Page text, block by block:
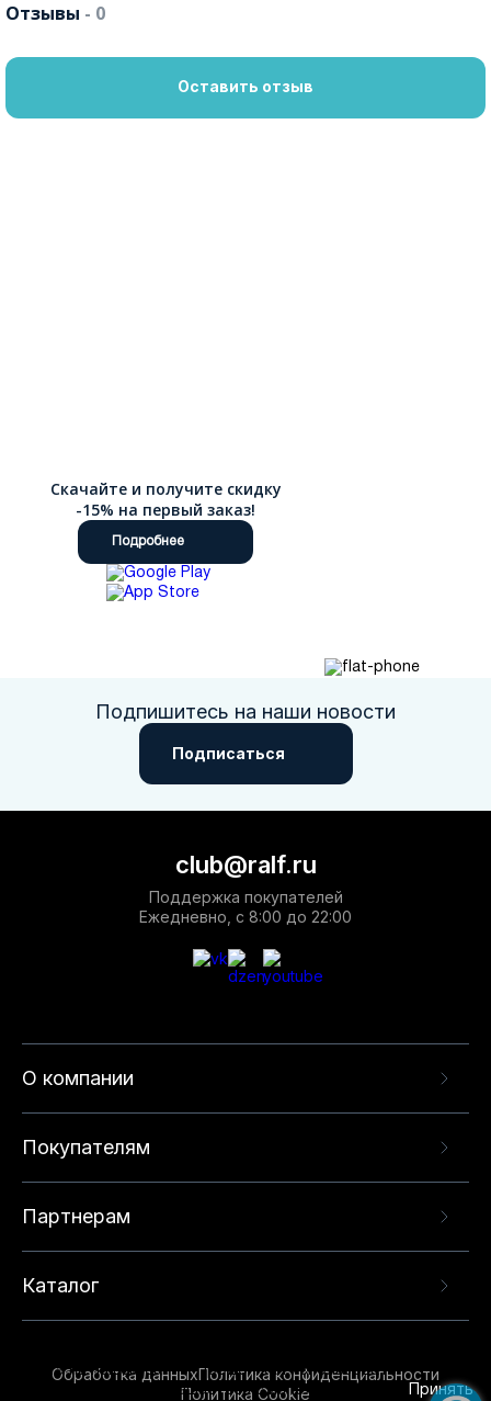
Отзывы - 0
Оставить отзыв
Скачайте и получите скидку
-15% на первый заказ!
Подробнее
Подпишитесь на наши новости
Подписаться
О компании
Покупателям
Партнерам
Каталог
club@ralf.ru
Поддержка покупателей
Ежедневно, с 8:00 до 22:00
Обработка данныхПолитика конфиденциальности
Политика Cookie
опыта на нашем сайте. Продолжая использовать
данный сайт, вы соглашаетесь с использованием
Принять